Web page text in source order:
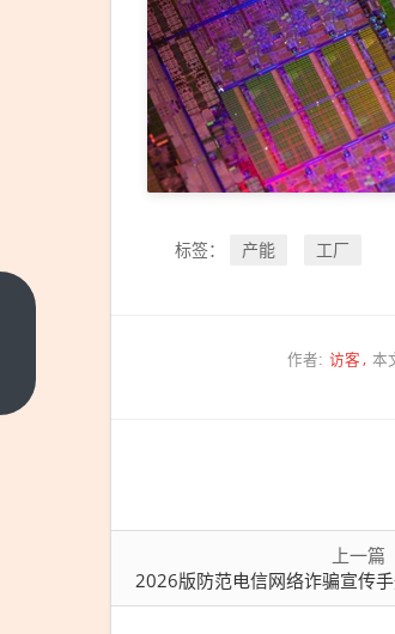
标签： 产能 工厂
作者: 访客 本
上一篇
2026版防范电信网络诈骗宣传手册发布：教你关